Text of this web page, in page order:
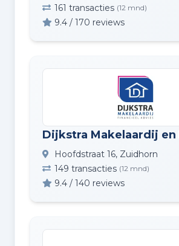
161 transacties (12 mnd)
9.4 / 170 reviews
Dijkstra Makelaardij
Hoofdstraat 16, Zuidhorn
149 transacties (12 mnd)
9.4 / 140 reviews